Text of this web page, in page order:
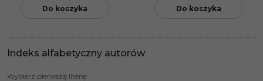
Do koszyka Do koszyka
Indeks alfabetyczny autorów
Wybierz pierwszą literę: